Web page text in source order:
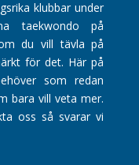
klubbar under
taekwondo på
du vill tävla på
för det. Här på
som redan
bara vill veta mer.
oss så svarar vi